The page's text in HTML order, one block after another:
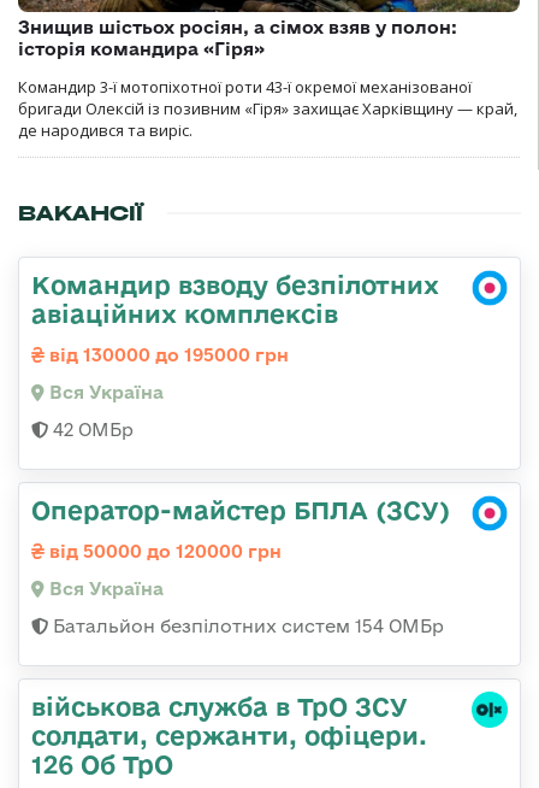
Знищив шістьох росіян, а сімох взяв у полон:
історія командира «Гіря»
Командир 3-ї мотопіхотної роти 43-ї окремої механізованої
бригади Олексій із позивним «Гіря» захищає Харківщину — край,
де народився та виріс.
ВАКАНСІЇ
Командир взводу безпілотних
авіаційних комплексів
від 130000 до 195000 грн
Вся Україна
42 ОМБр
Оператор-майстер БПЛА (ЗСУ)
від 50000 до 120000 грн
Вся Україна
Батальйон безпілотних систем 154 ОМБр
військова служба в ТрО ЗСУ
солдати, сержанти, офіцери.
126 Об ТрО